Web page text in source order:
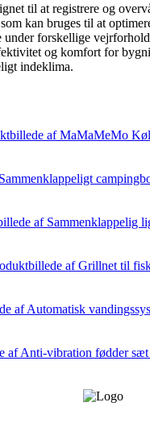
til at registrere og
kan bruges til at
forskellige
og komfort for
indeklima.